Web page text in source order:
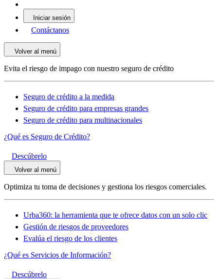
Iniciar sesión
Contáctanos
Volver al menú
Evita el riesgo de impago con nuestro seguro de crédito
Seguro de crédito a la medida
Seguro de crédito para empresas grandes
Seguro de crédito para multinacionales
¿Qué es Seguro de Crédito?
Descúbrelo
Volver al menú
Optimiza tu toma de decisiones y gestiona los riesgos comerciales.
Urba360: la herramienta que te ofrece datos con un solo clic
Gestión de riesgos de proveedores
Evalúa el riesgo de los clientes
¿Qué es Servicios de Información?
Descúbrelo